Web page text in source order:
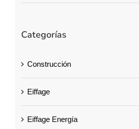
Categorías
Construcción
Eiffage
Eiffage Energía